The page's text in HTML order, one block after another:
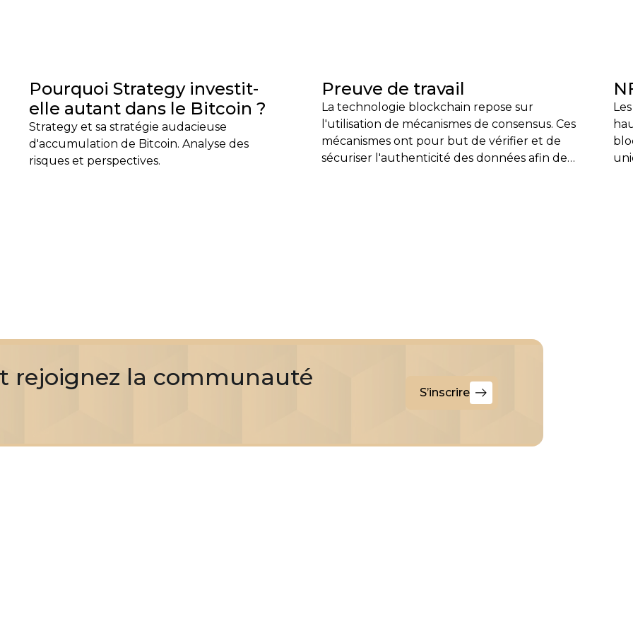
Pourquoi Strategy investit-
elle autant dans le Bitcoin ?
Strategy et sa stratégie audacieuse
d'accumulation de Bitcoin. Analyse des
risques et perspectives.
Preuve de travail
La technologie blockchain repose sur
l'utilisation de mécanismes de consensus. Ces
mécanismes ont pour but de vérifier et de
sécuriser l'authenticité des données afin de
rejoignez la communauté
S’inscrire
S’inscrire